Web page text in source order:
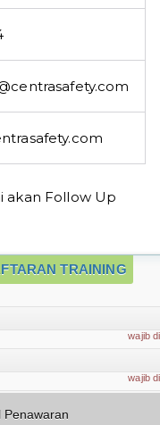
akan Follow Up
TRAINING
wajib
wajib